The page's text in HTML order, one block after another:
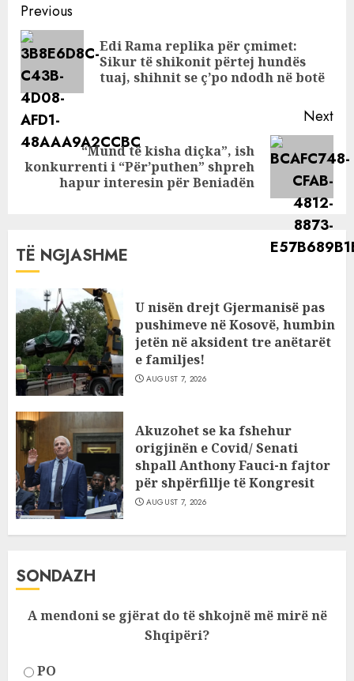
tenderi që e mori
“më qafë”
Continue
Reading
Previous
Edi Rama replika për çmimet:
Sikur të shikonit përtej hundës
tuaj, shihnit se ç’po ndodh në botë
Next
Next
“Mund të kisha diçka”, ish
konkurrenti i “Për’puthen” shpreh
hapur interesin për Beniadën
TË NGJASHME
U nisën drejt Gjermanisë pas
pushimeve në Kosovë, humbin
jetën në aksident tre anëtarët
e familjes!
AUGUST 7, 2026
Akuzohet se ka fshehur
origjinën e Covid/ Senati
shpall Anthony Fauci-n fajtor
për shpërfillje të Kongresit
AUGUST 7, 2026
SONDAZH
A mendoni se gjërat do të shkojnë më mirë në
Shqipëri?
PO